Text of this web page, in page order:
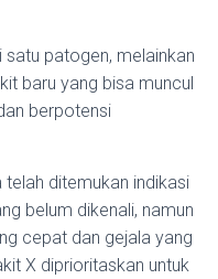
patogen, melainkan
baru yang bisa muncul
berpotensi
telah ditemukan indikasi
belum dikenali, namun
cepat dan gejala yang
X diprioritaskan untuk